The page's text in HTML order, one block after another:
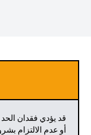
قد يؤدي فقدان
أو عدم الالتزام